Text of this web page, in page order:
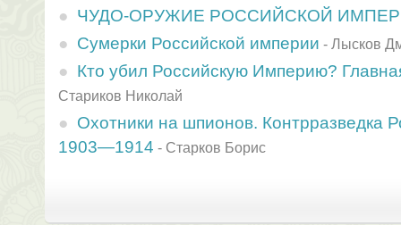
ЧУДО-ОРУЖИЕ РОССИЙСКОЙ
Сумерки Российской империи - Лысков
Кто убил Российскую Империю?
Стариков Николай
Охотники на шпионов. Контрразведка
1903—1914 - Старков Борис